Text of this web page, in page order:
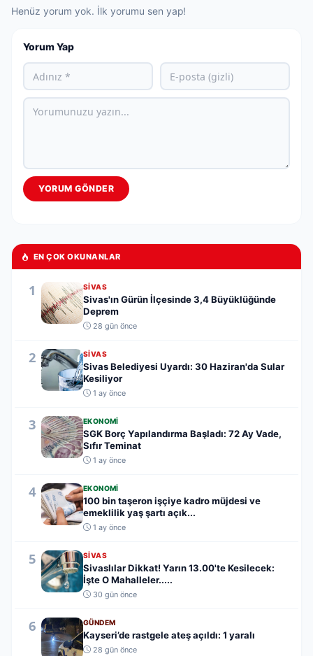
Henüz yorum yok. İlk yorumu sen yap!
Yorum Yap
YORUM GÖNDER
EN ÇOK OKUNANLAR
1 SIVAS
Sivas'ın Gürün İlçesinde 3,4 Büyüklüğünde
Deprem
28 gün önce
2 SIVAS
Sivas Belediyesi Uyardı: 30 Haziran'da Sular
Kesiliyor
1 ay önce
3 EKONOMI
SGK Borç Yapılandırma Başladı: 72 Ay Vade,
Sıfır Teminat
1 ay önce
4 EKONOMI
100 bin taşeron işçiye kadro müjdesi ve
emeklilik yaş şartı açık...
1 ay önce
5 SIVAS
Sivaslılar Dikkat! Yarın 13.00'te Kesilecek:
İşte O Mahalleler.....
30 gün önce
6 GÜNDEM
Kayseri’de rastgele ateş açıldı: 1 yaralı
28 gün önce